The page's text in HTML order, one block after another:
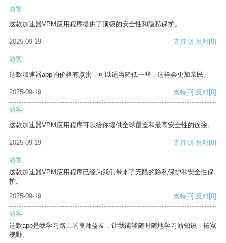
游客
这款加速器VPM应用程序提供了顶级的安全性和隐私保护。
2025-09-19 支持[0] 反对[0]
游客
这款加速器app的价格有点贵，可以适当降低一些，这样会更加亲民。
2025-09-19 支持[0] 反对[0]
游客
这款加速器VPM应用程序可以给你提供全球覆盖和最高安全性的连接。
2025-09-19 支持[0] 反对[0]
游客
这款加速器VPM应用程序已经为我们带来了无限的隐私保护和安全性保
护。
2025-09-19
支持[0] 反对[0]
游客
这款app是我学习路上的良师益友，让我能够随时随地学习新知识，拓宽
视野。